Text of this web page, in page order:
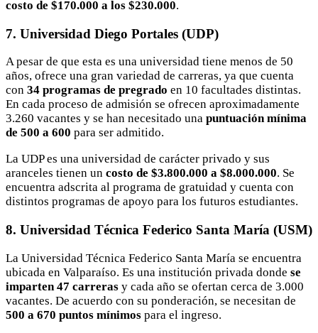
costo de $170.000 a los $230.000.
7. Universidad Diego Portales (UDP)
A pesar de que esta es una universidad tiene menos de 50
años, ofrece una gran variedad de carreras, ya que cuenta
con 34 programas de pregrado en 10 facultades distintas.
En cada proceso de admisión se ofrecen aproximadamente
3.260 vacantes y se han necesitado una puntuación mínima
de 500 a 600 para ser admitido.
La UDP es una universidad de carácter privado y sus
aranceles tienen un costo de $3.800.000 a $8.000.000. Se
encuentra adscrita al programa de gratuidad y cuenta con
distintos programas de apoyo para los futuros estudiantes.
8. Universidad Técnica Federico Santa María (USM)
La Universidad Técnica Federico Santa María se encuentra
ubicada en Valparaíso. Es una institución privada donde se
imparten 47 carreras y cada año se ofertan cerca de 3.000
vacantes. De acuerdo con su ponderación, se necesitan de
500 a 670 puntos mínimos para el ingreso.